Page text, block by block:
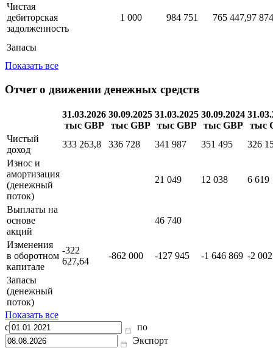
Чистая
дебиторская
задолженность
1 000 984 751 765 447,97
Запасы
Показать все
Отчет о движении денежных средств
31.03.2026
тыс GBP
30.09.2025
тыс GBP
31.03.2025
тыс GBP
30.09.2024
тыс GBP
тыс
Чистый
доход
333 263,8 336 728 341 987 351 495
326
Износ и
амортизация
(денежный
поток)
21 049 12 038 6 619
Выплаты на
основе
акций
46 740
Изменения
в оборотном
капитале
-322
627,64
-862 000 -127 945 -1 646 869 -2
Запасы
(денежный
поток)
Показать все
с
по
Экспорт